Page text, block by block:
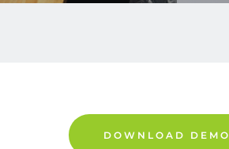
DOWNLOAD DEMO